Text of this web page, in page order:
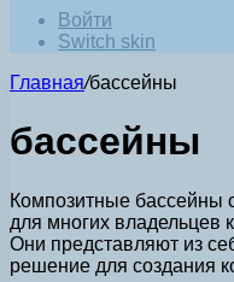
Войти
Switch skin
Главная/бассейны
бассейны
Композитные
для многих владельцев
Они представляют из
решение для создания